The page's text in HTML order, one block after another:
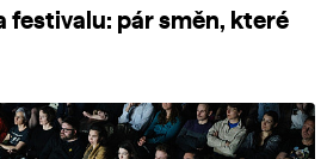
festivalu: pár směn, které